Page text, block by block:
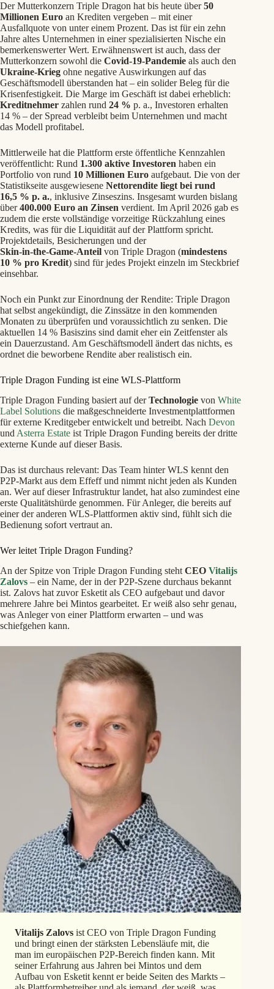
Der Mutterkonzern Triple Dragon hat bis heute über50
Millionen Euro an Krediten vergeben – mit einer
Ausfallquote von unter einem Prozent. Das ist für ein zehn
Jahre altes Unternehmen in einer spezialisierten Nische ein
bemerkenswerter Wert. Erwähnenswert ist auch, dass der
Mutterkonzern sowohl die Covid‑19‑Pandemie als auch den
Ukraine‑Krieg ohne negative Auswirkungen auf das
Geschäftsmodell überstanden hat – ein solider Beleg für die
Krisenfestigkeit. Die Marge im Geschäft ist dabei erheblich:
Kreditnehmer zahlen rund 24 % p. a., Investoren erhalten
14 % – der Spread verbleibt beim Unternehmen und macht
das Modell profitabel.
Mittlerweile hat die Plattform erste öffentliche Kennzahlen
veröffentlicht: Rund 1.300 aktive Investoren haben ein
Portfolio von rund 10 Millionen Euro aufgebaut. Die von der
Statistikseite ausgewiesene Nettorendite liegt bei rund
16,5 % p. a., inklusive Zinseszins. Insgesamt wurden bislang
über400.000 Euro an Zinsen verdient. Im April 2026 gab es
zudem die erste vollständige vorzeitige Rückzahlung eines
Kredits, was für die Liquidität auf der Plattform spricht.
Projektdetails, Besicherungen und der
Skin‑in‑the‑Game‑Anteil von Triple Dragon (mindestens
10 % pro Kredit) sind für jedes Projekt einzeln im Steckbrief
einsehbar.
Noch ein Punkt zur Einordnung der Rendite: Triple Dragon
hat selbst angekündigt, die Zinssätze in den kommenden
Monaten zu überprüfen und voraussichtlich zu senken. Die
aktuellen 14 % Basiszins sind damit eher ein Zeitfenster als
ein Dauerzustand. Am Geschäftsmodell ändert das nichts, es
ordnet die beworbene Rendite aber realistisch ein.
Triple Dragon Funding ist eine WLS‑Plattform
Triple Dragon Funding basiert auf derTechnologie von White
Label Solutions die maßgeschneiderte Investmentplattformen
für externe Kreditgeber entwickelt und betreibt. Nach Devon
und Asterra Estate ist Triple Dragon Funding bereits der dritte
externe Kunde auf dieser Basis.
Das ist durchaus relevant: Das Team hinter WLS kennt den
P2P‑Markt aus dem Effeff und nimmt nicht jeden als Kunden
an. Wer auf dieser Infrastruktur landet, hat also zumindest eine
erste Qualitätshürde genommen. Für Anleger, die bereits auf
einer der anderen WLS‑Plattformen aktiv sind, fühlt sich die
Bedienung sofort vertraut an.
Wer leitet Triple Dragon Funding?
An der Spitze von Triple Dragon Funding steht CEO Vitalijs
Zalovs – ein Name, der in der P2P‑Szene durchaus bekannt
ist. Zalovs hat zuvor Esketit als CEO aufgebaut und davor
mehrere Jahre bei Mintos gearbeitet. Er weiß also sehr genau,
was Anleger von einer Plattform erwarten – und was
schiefgehen kann.
Vitalijs Zalovs ist CEO von Triple Dragon Funding
und bringt einen der stärksten Lebensläufe mit, die
man im europäischen P2P‑Bereich finden kann. Mit
seiner Erfahrung aus Jahren bei Mintos und dem
Aufbau von Esketit kennt er beide Seiten des Markts –